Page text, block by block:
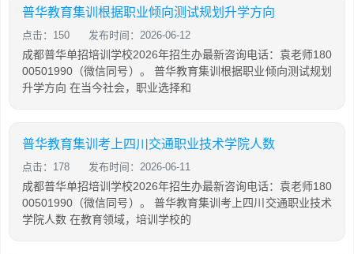
普华教育集训根据职业倾向测试规划升学方向
点击：150 发布时间：2026-06-12
成都普华单招培训学校2026年招生办最新咨询电话：袁老师180
00501990（微信同号）。 普华教育集训根据职业倾向测试规划
升学方向 在当今社会，职业选择和
普华教育集训考上四川交通职业技术学院人数
点击：178 发布时间：2026-06-11
成都普华单招培训学校2026年招生办最新咨询电话：袁老师180
00501990（微信同号）。 普华教育集训考上四川交通职业技术
学院人数 在教育领域，培训学校的